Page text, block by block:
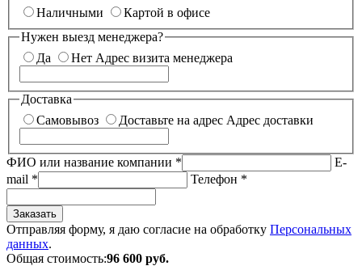
Наличными
Картой в офисе
Нужен выезд менеджера?
Да
Нет Адрес визита менеджера
Доставка
Самовывоз
Доставьте на адрес Адрес доставки
ФИО или название компании *
E-
mail * Телефон *
Заказать
Отправляя форму, я даю согласие на обработку Персональных
данных.
Общая стоимость:96 600 руб.